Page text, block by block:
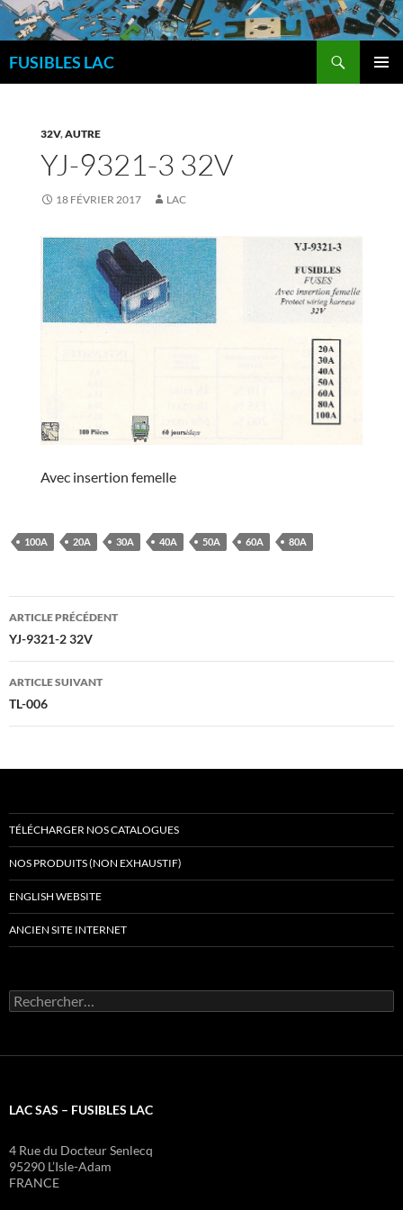
Aller
au
contenu
FUSIBLES LAC
32V,AUTRE
YJ-9321-3 32V
18 FÉVRIER 2017 LAC
Avec insertion femelle
100A 20A 30A 40A 50A 60A 80A
Navigation
des
articles
ARTICLE PRÉCÉDENT
YJ-9321-2 32V
ARTICLE SUIVANT
TL-006
TÉLÉCHARGER NOS CATALOGUES
NOS PRODUITS (NON EXHAUSTIF)
ENGLISH WEBSITE
ANCIEN SITE INTERNET
Rechercher :
LAC SAS – FUSIBLES LAC
4 Rue du Docteur Senlecq
95290 L’Isle-Adam
FRANCE